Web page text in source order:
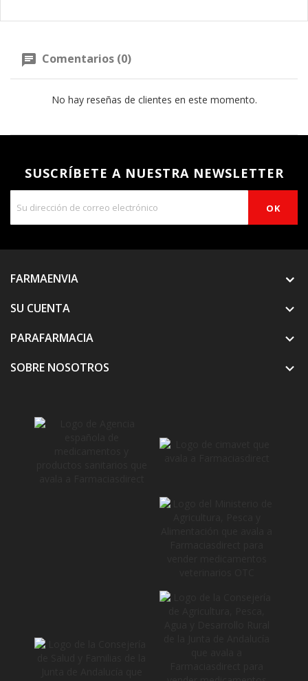
Comentarios (0)
No hay reseñas de clientes en este momento.
SUSCRÍBETE A NUESTRA NEWSLETTER
FARMAENVIA
SU CUENTA

PARAFARMACIA 
SOBRE NOSOTROS 